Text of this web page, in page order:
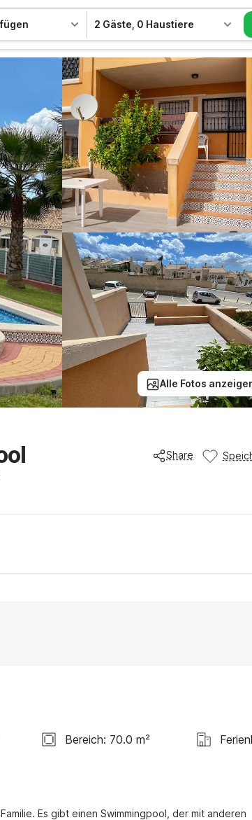
2 Gäste 0 Haustiere
Alle Fotos
Share
Bereich: 70.0 m²
Es gibt einen Swimmingpool, der mit anderen